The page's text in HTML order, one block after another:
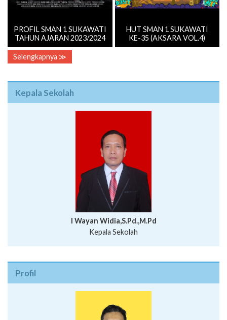
PROFIL SMAN 1 SUKAWATI
TAHUN AJARAN 2023/2024
HUT SMAN 1 SUKAWATI
KE-35 (AKSARA VOL.4)
Selengkapnya ≫
Kepala Sekolah
I Wayan Widia,S.Pd.,M.Pd
Kepala Sekolah
Profil